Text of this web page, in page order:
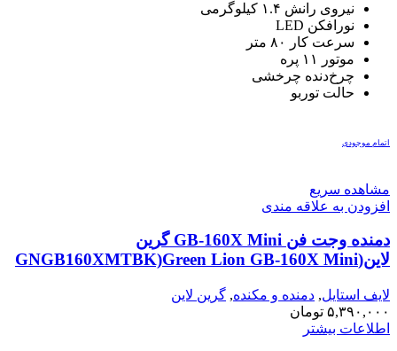
نیروی رانش ۱.۴ کیلوگرمی
نورافکن LED
سرعت کار ۸۰ متر
موتور ۱۱ پره
چرخ‌دنده چرخشی
حالت توربو
اتمام موجودی
مشاهده سریع
افزودن به علاقه مندی
دمنده وجت فن GB-160X Mini گرین
لاین(GNGB160XMTBK)Green Lion GB-160X Mini
لایف استایل, دمنده و مکنده, گرین لاین
۵,۳۹۰,۰۰۰ تومان
اطلاعات بیشتر